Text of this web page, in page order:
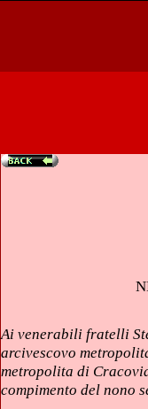
Ai venerabili fratelli
arcivescovo
metropolita di
compimento del nono